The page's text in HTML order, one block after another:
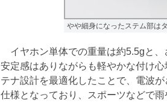
やや細身になったステム部は
イヤホン単体での重量は約5.5gと、
安定感はありながらも軽やかな付け
テナ設計を最適化したことで、電波
仕様となっており、スポーツなどで雨